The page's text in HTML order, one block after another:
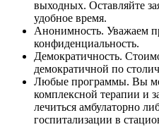
выходных. Оставляйте
удобное время.
Анонимность. Уважаем
конфиденциальность.
Демократичность.
демократичной по
Любые программы. Вы
комплексной терапии и
лечиться амбулаторно
госпитализации в